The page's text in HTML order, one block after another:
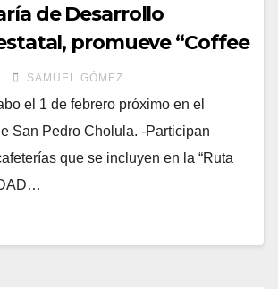
de Desarrollo
promueve “Coffee
y Tradición”
SAMUEL GÓMEZ
el 1 de febrero próximo en el
San Pedro Cholula. -Participan
que se incluyen en la “Ruta